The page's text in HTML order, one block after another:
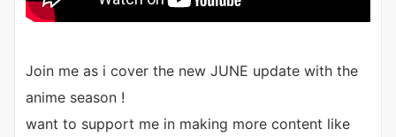
Join me as i cover the new JUNE update with the
anime season !
want to support me in making more content like